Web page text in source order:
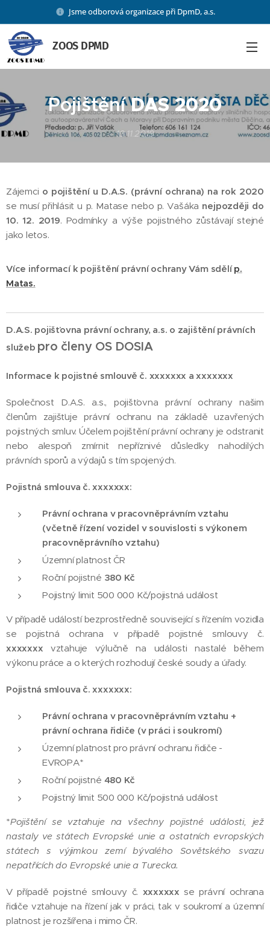
Jsme odborová organizace při DpmD, a.s.
ZOOS DPMD
PojištěníDAS 2020
19.11.2019
Zájemci o pojištění u D.A.S. (právní ochrana) na rok 2020
se musí přihlásit u p. Matase nebo p. Vašáka nejpozději do
10. 12. 2019. Podmínky a výše pojistného zůstávají stejné
jako letos.
Více informací k pojištění právní ochrany Vám sdělíp.
Matas.
D.A.S. pojišťovna právní ochrany, a.s. o zajištění právních
služeb pro členy OS DOSIA
Informace k pojistné smlouvě č. xxxxxxx a xxxxxxx
Společnost D.A.S. a.s., pojišťovna právní ochrany našim
členům zajišťuje právní ochranu na základě uzavřených
pojistných smluv. Účelem pojištění právní ochrany je odstranit
nebo alespoň zmírnit nepříznivé důsledky nahodilých
právních sporů a výdajů s tím spojených.
Pojistná smlouva č. xxxxxxx:
Právní ochrana v pracovněprávním vztahu
(včetně řízení vozidel v souvislosti s výkonem
pracovněprávního vztahu)
Územní platnost ČR
Roční pojistné 380 Kč
Pojistný limit 500 000 Kč/pojistná událost
V případě událostí bezprostředně související s řízením vozidla
se pojistná ochrana v případě pojistné smlouvy č.
xxxxxxx vztahuje výlučně na události nastalé během
výkonu práce a o kterých rozhodují české soudy a úřady.
Pojistná smlouva č. xxxxxxx:
Právní ochrana v pracovněprávním vztahu +
právní ochrana řidiče (v práci i soukromí)
Územní platnost pro právní ochranu řidiče -
EVROPA*
Roční pojistné 480 Kč
Pojistný limit 500 000 Kč/pojistná událost
*Pojištění se vztahuje na všechny pojistné události, jež
nastaly ve státech Evropské unie a ostatních evropských
státech s výjimkou zemí bývalého Sovětského svazu
nepatřících do Evropské unie a Turecka.
V případě pojistné smlouvy č. xxxxxxx se právní ochrana
řidiče vztahuje na řízení jak v práci, tak v soukromí a územní
platnost je rozšířena i mimo ČR.